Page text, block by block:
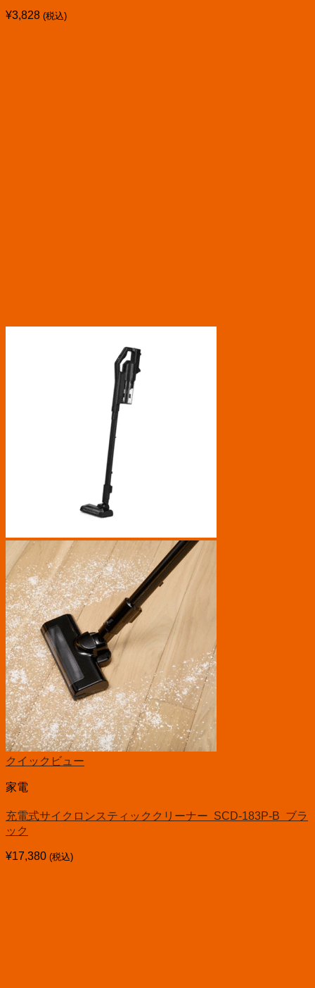
¥3,828 (税込)
クイックビュー
家電
充電式サイクロンスティッククリーナー SCD-183P-B ブラ
ック
¥17,380 (税込)